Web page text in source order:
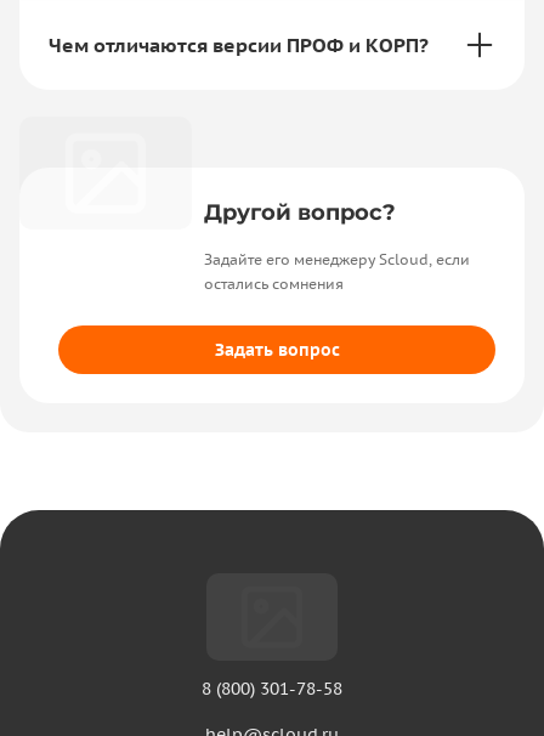
Чем отличаются версии ПРОФ и КОРП?
Другой вопрос?
Задайте его менеджеру Scloud, если
остались сомнения
Задать вопрос
8 (800) 301-78-58